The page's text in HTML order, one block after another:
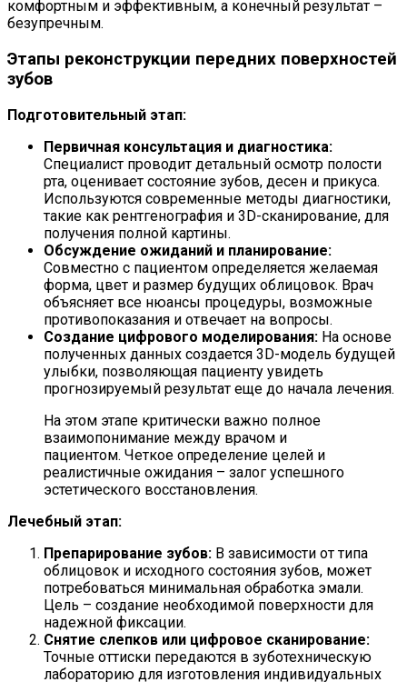
комфортным и эффективным, а конечный результат –
безупречным.
Этапы реконструкции передних поверхностей
зубов
Подготовительный этап:
Первичная консультация и диагностика:
Специалист проводит детальный осмотр полости
рта, оценивает состояние зубов, десен и прикуса.
Используются современные методы диагностики,
такие как рентгенография и 3D-сканирование, для
получения полной картины.
Обсуждение ожиданий и планирование:
Совместно с пациентом определяется желаемая
форма, цвет и размер будущих облицовок. Врач
объясняет все нюансы процедуры, возможные
противопоказания и отвечает на вопросы.
Создание цифрового моделирования: На основе
полученных данных создается 3D-модель будущей
улыбки, позволяющая пациенту увидеть
прогнозируемый результат еще до начала лечения.
На этом этапе критически важно полное
взаимопонимание между врачом и
пациентом. Четкое определение целей и
реалистичные ожидания – залог успешного
эстетического восстановления.
Лечебный этап:
Препарирование зубов: В зависимости от типа
облицовок и исходного состояния зубов, может
потребоваться минимальная обработка эмали.
Цель – создание необходимой поверхности для
надежной фиксации.
Снятие слепков или цифровое сканирование:
Точные оттиски передаются в зуботехническую
лабораторию для изготовления индивидуальных